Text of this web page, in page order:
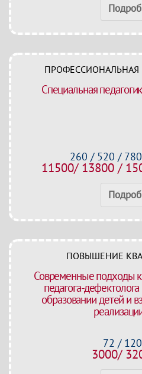
ПРОФЕССИОНАЛЬНАЯ
Специальная
260 / 520 /
11500/ 13800 /
ПОВЫШЕНИЕ
Современные подходы
педагога-
образовании детей и
72 /
3000/